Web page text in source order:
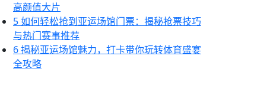
高颜值大片
5如何轻松抢到亚运场馆门票：揭秘抢票技巧
与热门赛事推荐
6揭秘亚运场馆魅力，打卡带你玩转体育盛宴
全攻略